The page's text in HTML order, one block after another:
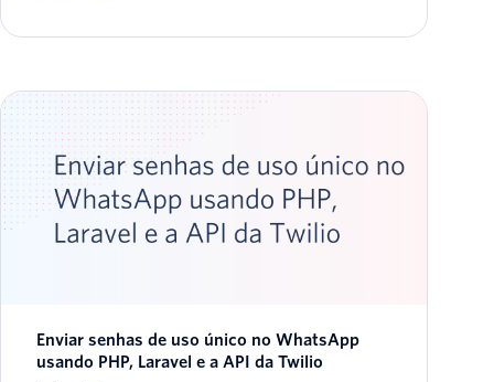
Enviar senhas de uso único no WhatsApp
usando PHP, Laravel e a API da Twilio